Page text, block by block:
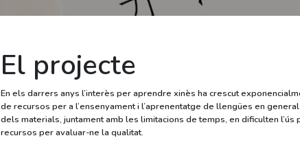
El projecte
En els darrers anys l’interès per aprendre xinès ha crescut
de recursos per a l’ensenyament i l’aprenentatge de llengües en
dels materials, juntament amb les limitacions de temps, en dificulten
recursos per avaluar-ne la qualitat.